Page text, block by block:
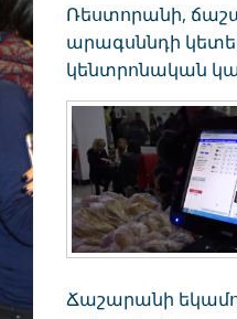
Ռեստորանի,
արագսննդի
կենտրոնական
Ճաշարանի